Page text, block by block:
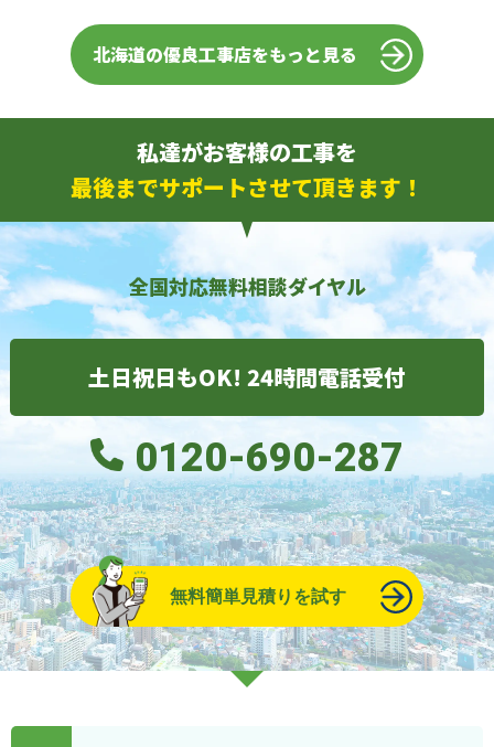
北海道の優良工事店をもっと見る
私達がお客様の工事を
最後までサポートさせて頂きます！
全国対応無料相談ダイヤル
土日祝日もOK! 24時間電話受付
0120-690-287
無料簡単見積りを試す